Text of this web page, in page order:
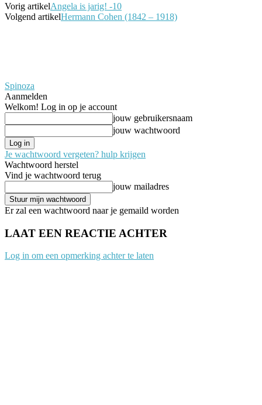
Vorig artikelAngela is jarig! -10
Volgend artikelHermann Cohen (1842 – 1918)
Spinoza
Aanmelden
Welkom! Log in op je account
jouw gebruikersnaam
jouw wachtwoord
Je wachtwoord vergeten? hulp krijgen
Wachtwoord herstel
Vind je wachtwoord terug
jouw mailadres
Er zal een wachtwoord naar je gemaild worden
LAAT EEN REACTIE ACHTER
Log in om een opmerking achter te laten